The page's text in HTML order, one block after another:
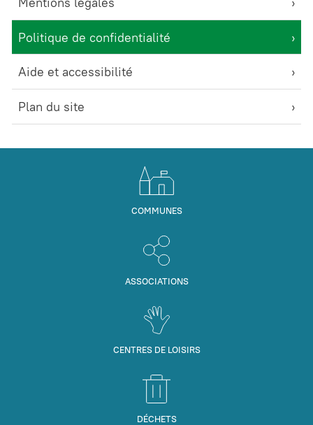
Politique de confidentialité
Aide et accessibilité
Plan du site
COMMUNES
ASSOCIATIONS
CENTRES DE LOISIRS
DÉCHETS